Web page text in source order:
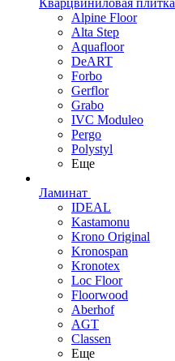
Кварцвиниловая плитка
Alpine Floor
Alta Step
Aquafloor
DeART
Forbo
Gerflor
Grabo
IVC Moduleo
Pergo
Polystyl
Еще
Ламинат
IDEAL
Kastamonu
Krono Original
Kronospan
Kronotex
Loc Floor
Floorwood
Aberhof
AGT
Classen
Еще